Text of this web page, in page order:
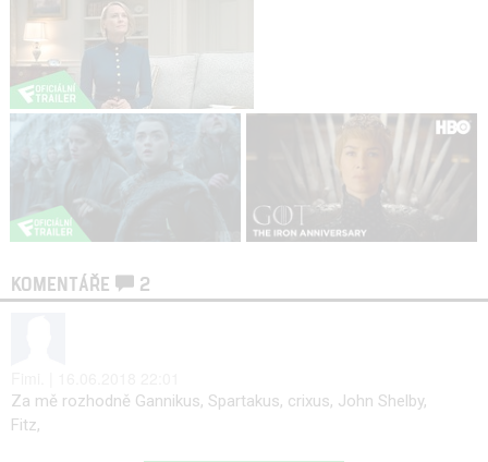
KOMENTÁŘE 2
Za mě rozhodně Gannikus, Spartakus, crixus, John Shelby,
Fitz,